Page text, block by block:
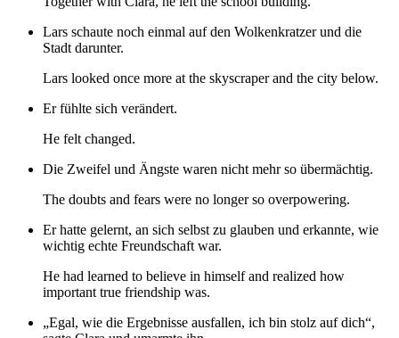
Lars schaute noch einmal auf den Wolkenkratzer und die
Stadt darunter.
Lars looked once more at the skyscraper and the city below.
Er fühlte sich verändert.
He felt changed.
Die Zweifel und Ängste waren nicht mehr so übermächtig.
The doubts and fears were no longer so overpowering.
Er hatte gelernt, an sich selbst zu glauben und erkannte, wie
wichtig echte Freundschaft war.
He had learned to believe in himself and realized how
important true friendship was.
„Egal, wie die Ergebnisse ausfallen, ich bin stolz auf dich“,